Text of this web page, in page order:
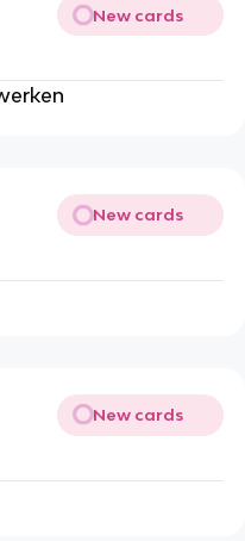
New cards
New cards
New cards